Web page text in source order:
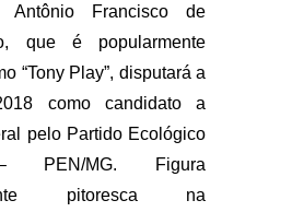
Antônio Francisco de
que é popularmente
“Tony Play”, disputará a
como candidato a
pelo Partido Ecológico
PEN/MG. Figura
pitoresca na